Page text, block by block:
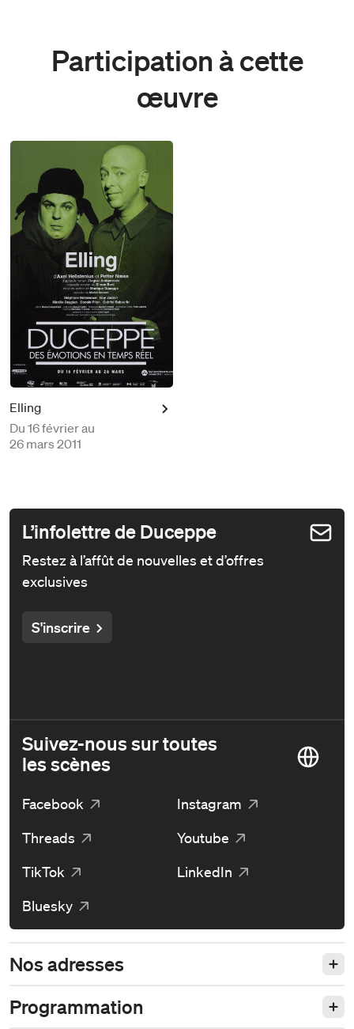
Participation à cette
œuvre
Elling
Du 16 février au
26 mars 2011
L’infolettre de Duceppe
Restez à l’affût de nouvelles et d’offres
exclusives
S'inscrire
Suivez-nous sur toutes
les scènes
Facebook
Instagram
Threads
Youtube
TikTok
LinkedIn
Bluesky
Nos adresses
Programmation